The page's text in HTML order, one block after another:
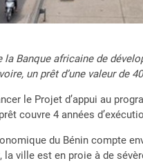
Banque africaine de
un prêt d’une valeur de
le Projet d’appui au
couvre 4 années
du Bénin compte
la ville est en proie à de